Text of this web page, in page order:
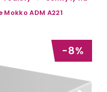
Mokko ADM A221
-8%